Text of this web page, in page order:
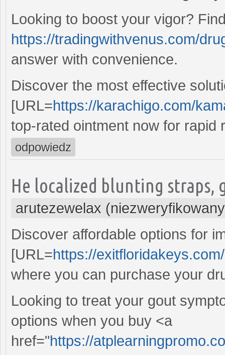
Looking to boost your vigor?
https://tradingwithvenus.com/
answer with convenience.
Discover the most effective
[URL=https://karachigo.com/
top-rated ointment now for rapid
odpowiedz
He localized blunting straps,
arutezewelax
Discover affordable options for
[URL=https://
where you can purchase your
Looking to treat your gout
options when you buy <a
href="https://